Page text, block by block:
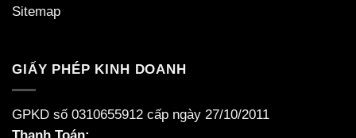
Sitemap
GIẤY PHÉP KINH DOANH
GPKD số 0310655912 cấp ngày 27/10/2011